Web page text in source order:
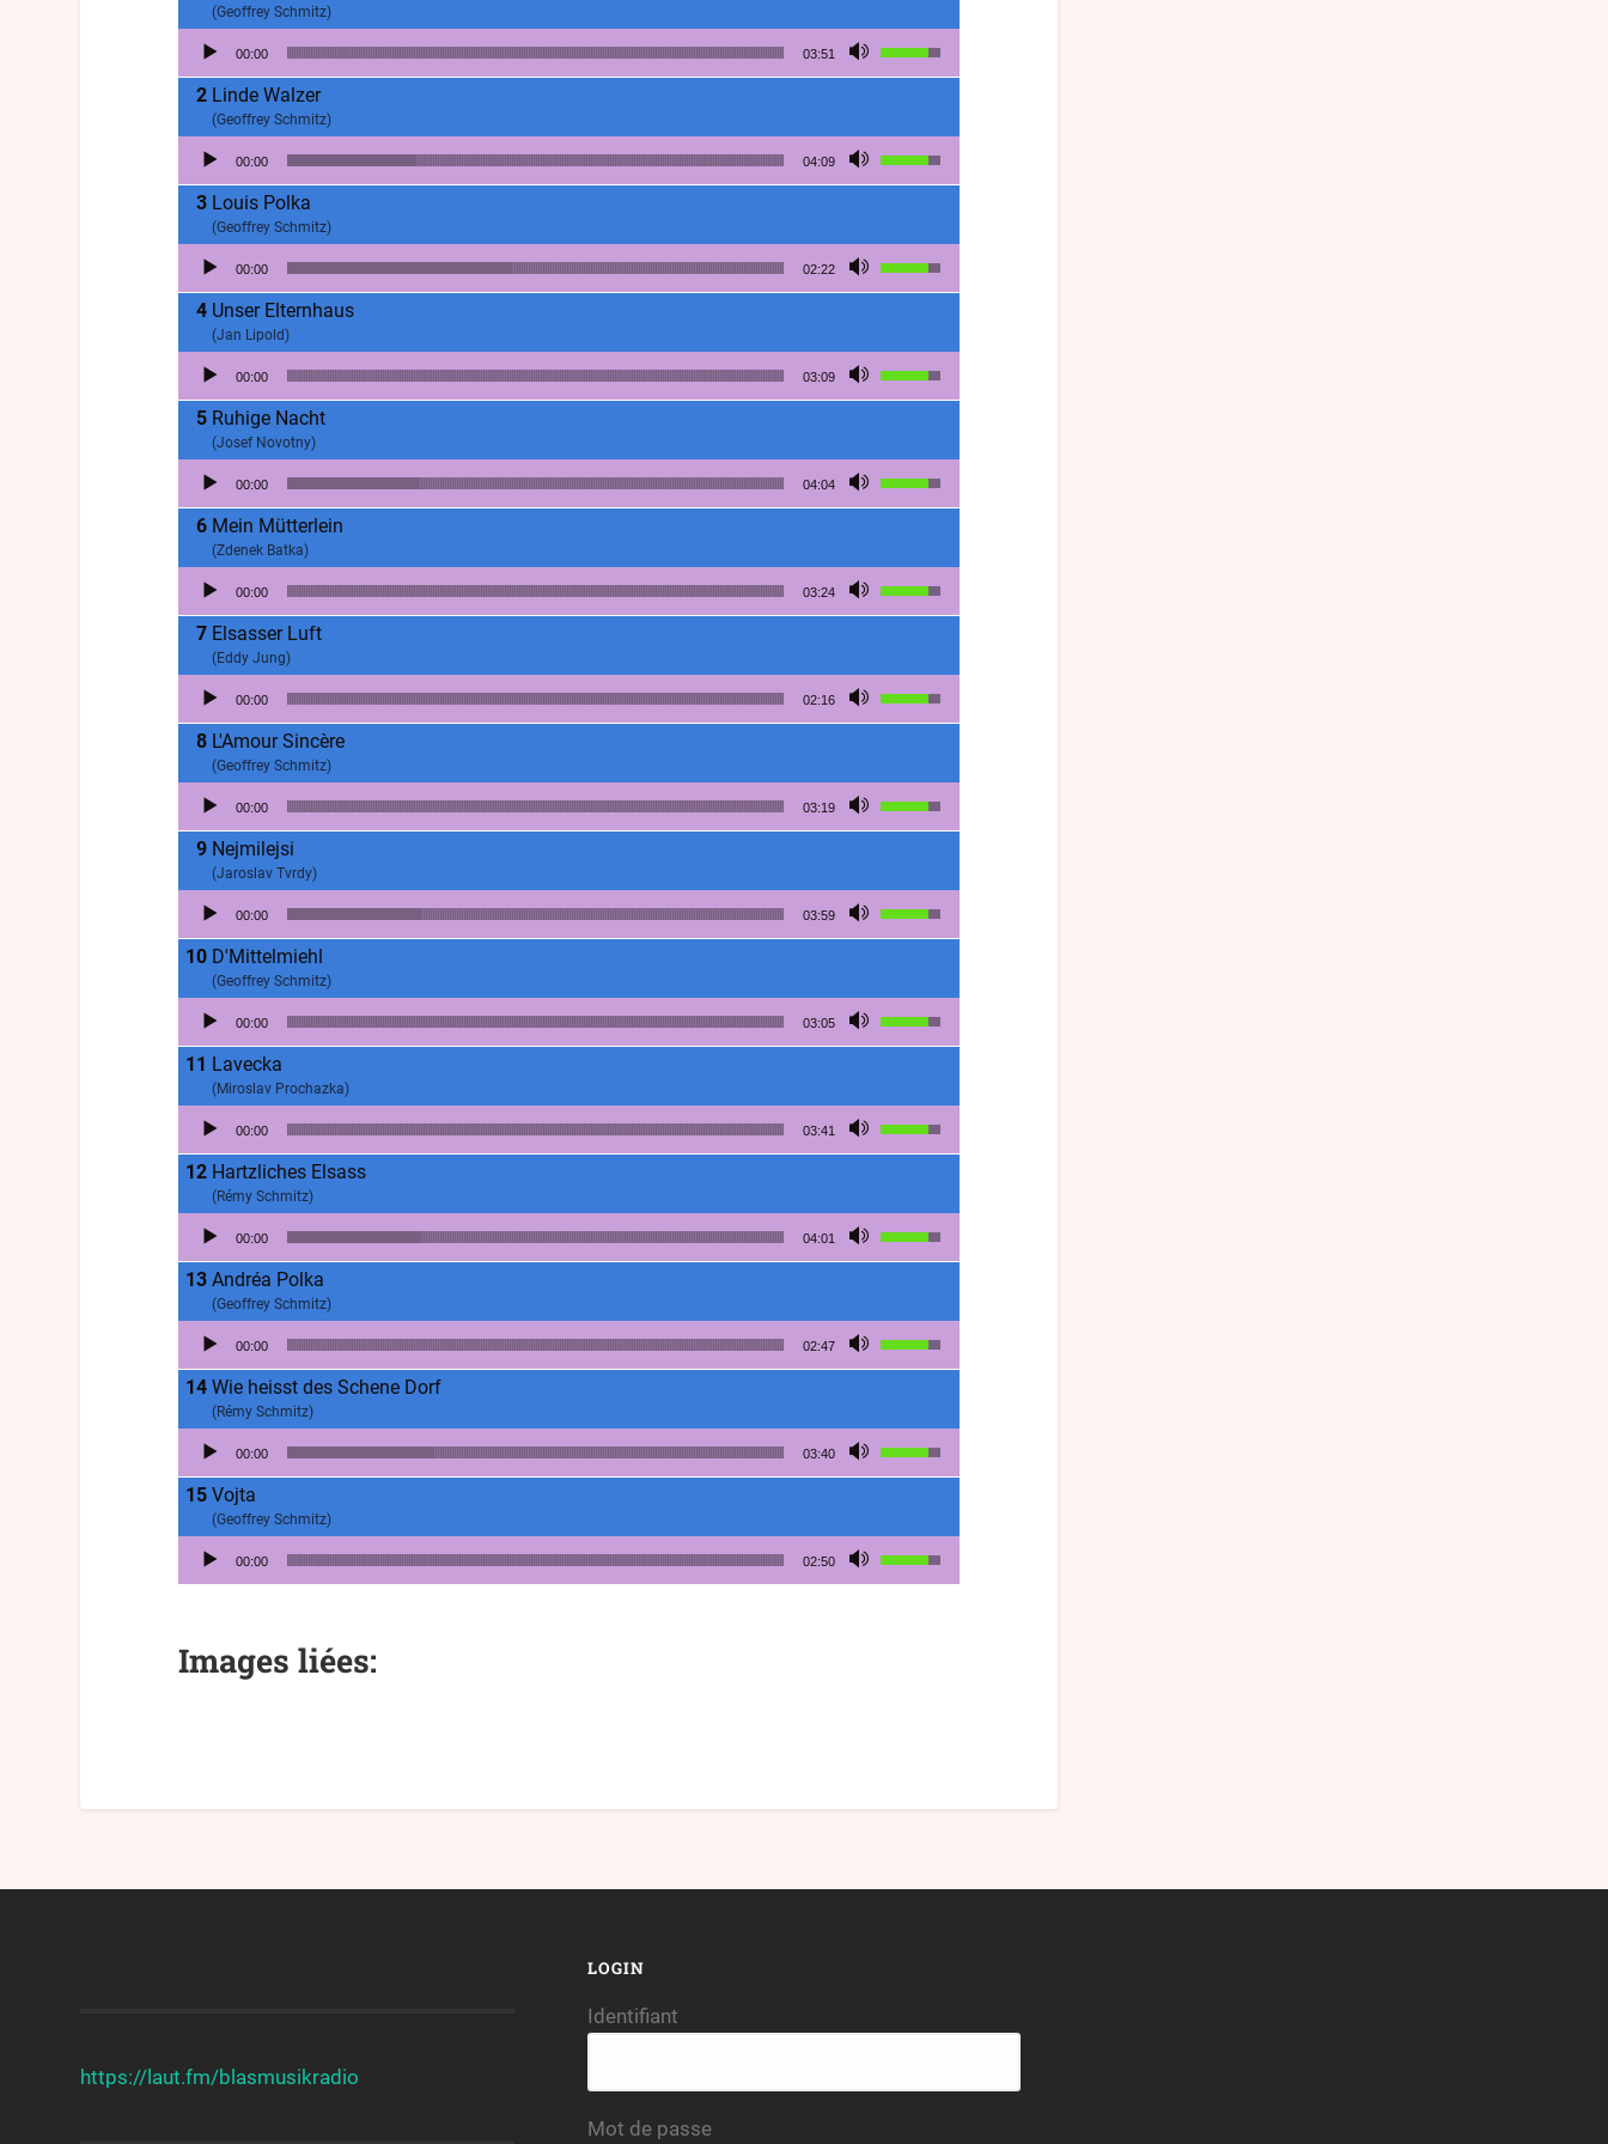
(Geoffrey Schmitz)
Lecteur audio
00:00 03:51
Linde Walzer
(Geoffrey Schmitz)
Lecteur audio
00:00 04:09
Louis Polka
(Geoffrey Schmitz)
Lecteur audio
00:00 02:22
Unser Elternhaus
(Jan Lipold)
Lecteur audio
00:00 03:09
Ruhige Nacht
(Josef Novotny)
Lecteur audio
00:00 04:04
Mein Mütterlein
(Zdenek Batka)
Lecteur audio
00:00 03:24
Elsasser Luft
(Eddy Jung)
Lecteur audio
00:00 02:16
L'Amour Sincère
(Geoffrey Schmitz)
Lecteur audio
00:00 03:19
Nejmilejsi
(Jaroslav Tvrdy)
Lecteur audio
00:00 03:59
D'Mittelmiehl
(Geoffrey Schmitz)
Lecteur audio
00:00 03:05
Lavecka
(Miroslav Prochazka)
Lecteur audio
00:00 03:41
Hartzliches Elsass
(Rémy Schmitz)
Lecteur audio
00:00 04:01
Andréa Polka
(Geoffrey Schmitz)
Lecteur audio
00:00 02:47
Wie heisst des Schene Dorf
(Rémy Schmitz)
Lecteur audio
00:00 03:40
Vojta
(Geoffrey Schmitz)
Lecteur audio
00:00 02:50
Images liées:
https://laut.fm/blasmusikradio
LOGIN
Identifiant
Mot de passe